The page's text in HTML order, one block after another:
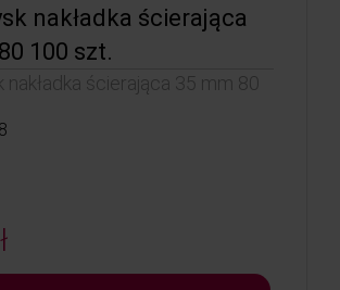
nakładka ścierająca
100 szt.
nakładka ścierająca 35 mm 80